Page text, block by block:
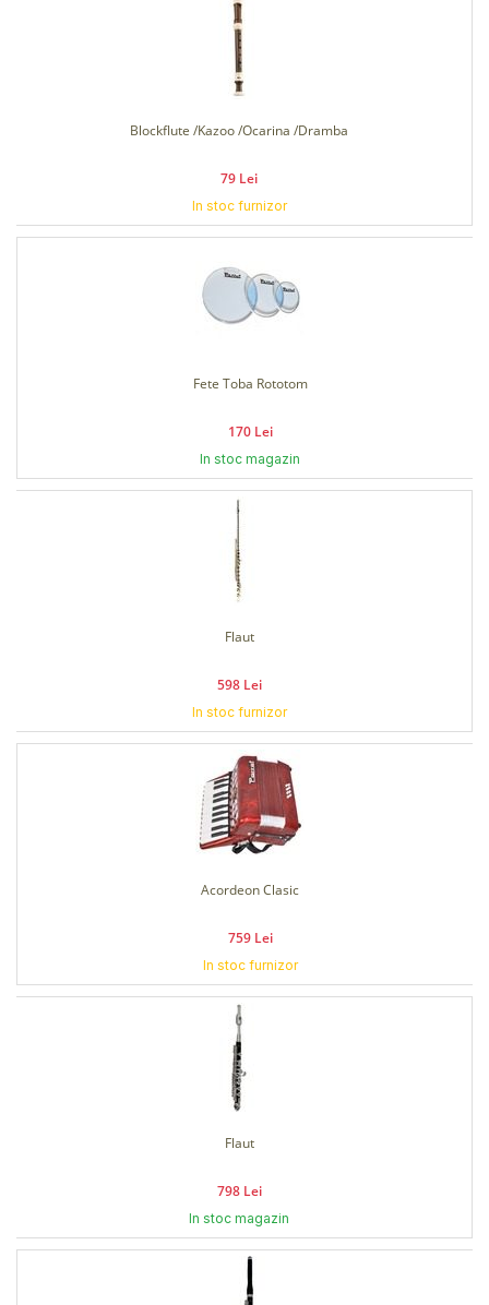
Blockflute /Kazoo /Ocarina /Dramba
79 Lei
In stoc furnizor
Fete Toba Rototom
170 Lei
In stoc magazin
Flaut
598 Lei
In stoc furnizor
Acordeon Clasic
759 Lei
In stoc furnizor
Flaut
798 Lei
In stoc magazin